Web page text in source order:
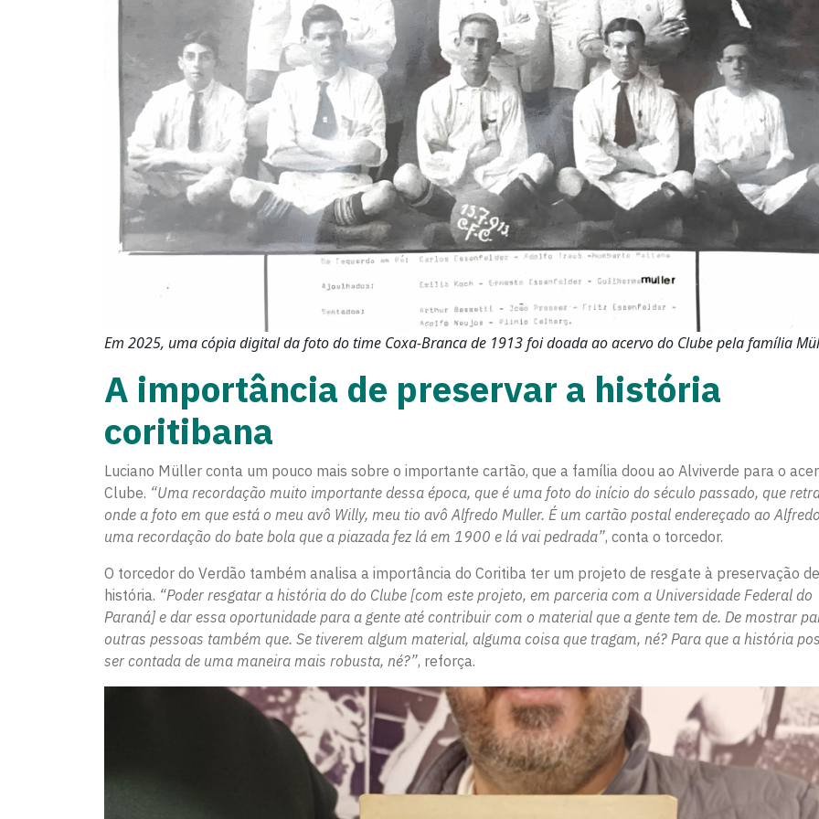
Em 2025, uma cópia digital da foto do time Coxa-Branca de 1913 foi doada ao acervo do Clube pela família
A importância de preservar a história
coritibana
Luciano Müller conta um pouco mais sobre o importante cartão, que a família doou ao Alviverde para o
Clube. “Uma recordação muito importante dessa época, que é uma foto do início do século passado, que
onde a foto em que está o meu avô Willy, meu tio avô Alfredo Muller. É um cartão postal endereçado ao
uma recordação do bate bola que a piazada fez lá em 1900 e lá vai pedrada”, conta o torcedor.
O torcedor do Verdão também analisa a importância do Coritiba ter um projeto de resgate à preservação
história. “Poder resgatar a história do do Clube [com este projeto, em parceria com a Universidade Federal do
Paraná] e dar essa oportunidade para a gente até contribuir com o material que a gente tem de. De mostrar
outras pessoas também que. Se tiverem algum material, alguma coisa que tragam, né? Para que a história
ser contada de uma maneira mais robusta, né?”, reforça.